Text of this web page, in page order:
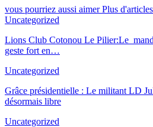
vous pourriez aussi aimer Plus
Uncategorized
Lions Club Cotonou Le Pilier:Le
geste fort en…
Uncategorized
Grâce présidentielle : Le militant LD
désormais libre
Uncategorized